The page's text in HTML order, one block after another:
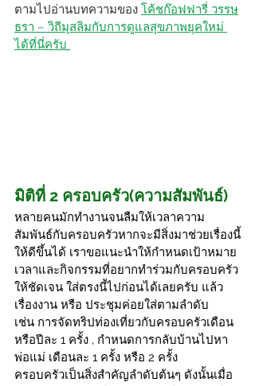
ตามไปอ่านบทความของ โค้ชก๊อฟฟารี่ วรรษ
ธรา – วิถีมุสลิมกับการดูแลสุขภาพยุคใหม่
ได้ที่นี่ครับ
มิติที่ 2 ครอบครัว(ความสัมพันธ์)
หลายคนมักทำงานจนลืมให้เวลาความ
สัมพันธ์กับครอบครัวหากจะมีสิ่งมาช่วยเรื่องนี้
ให้ดีขึ้นได้ เราขอแนะนำให้กำหนดเป้าหมาย
เวลาและกิจกรรมที่อยากทำร่วมกับครอบครัว
ให้ชัดเจน ใส่ตรงนี้ไปก่อนได้เลยครับ แล้ว
เรื่องงาน หรือ ประชุมค่อยใส่ตามลำดับ
เช่น การจัดทริปท่องเที่ยวกับครอบครัวเดือน
หรือปีละ 1 ครั้ง , กำหนดการกลับบ้านไปหา
พ่อแม่ เดือนละ 1 ครั้ง หรือ 2 ครั้ง
ครอบครัวเป็นสิ่งสำคัญลำดับต้นๆ ดังนั้นเมื่อ